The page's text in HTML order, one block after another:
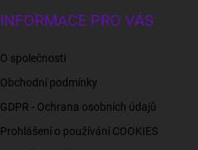
INFORMACE PRO VÁS
O společnosti
Obchodní podmínky
GDPR - Ochrana osobních údajů
Prohlášení o používání COOKIES